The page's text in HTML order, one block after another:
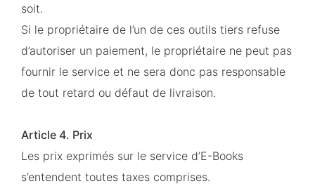
soit.
Si le propriétaire de l’un de ces outils tiers refuse
d’autoriser un paiement, le propriétaire ne peut pas
fournir le service et ne sera donc pas responsable
de tout retard ou défaut de livraison.
Article 4. Prix
Les prix exprimés sur le service d’E-Books
s’entendent toutes taxes comprises.